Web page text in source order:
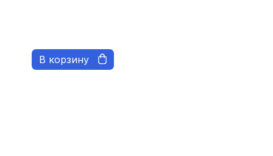
В корзину